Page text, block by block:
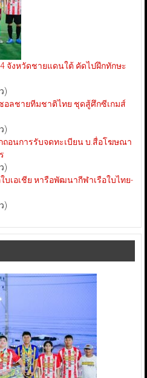
จังหวัดชายแดนใต้ คัดไปฝึกทักษะ
)
อลชายทีมชาติไทย ชุดสู้ศึกซีเกมส์
)
กถอนการรับจดทะเบียน บ.สื่อโฆษณา
)
บเอเชีย หารือพัฒนากีฬาเรือใบไทย-
)